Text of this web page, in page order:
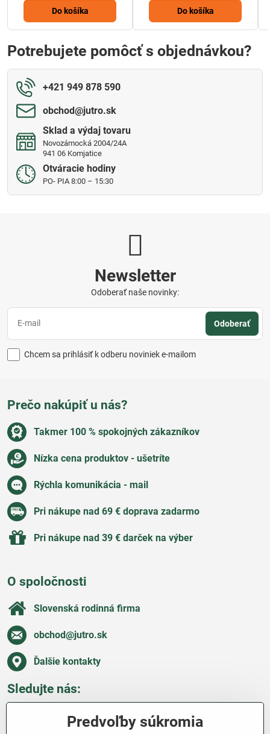
Do košíka Do košíka
Potrebujete pomôcť s objednávkou?
+421 949 878 590
obchod​@jutro​.sk
Sklad a výdaj tovaru
Novozámocká 2004/24A
941 06 Komjatice
Otváracie hodiny
PO- PIA 8:00 – 15:30
Newsletter
Odoberať naše novinky:
Odoberať
Chcem sa prihlásiť k odberu noviniek e-mailom
Prečo nakúpiť u nás?
Takmer 100 % spokojných zákazníkov
Nízka cena produktov - ušetríte
Rýchla komunikácia - mail
Pri nákupe nad 69 € doprava zadarmo
Pri nákupe nad 39 € darček na výber
O spoločnosti
Slovenská rodinná firma
obchod​@jutro​.sk
Ďalšie kontakty
Sledujte nás:
Predvoľby súkromia